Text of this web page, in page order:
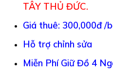
TÂY THỦ ĐỨC.
Giá thuê: 300,000đ /
Hỗ trợ chỉnh sửa
Miễn Phí Giữ Đồ 4